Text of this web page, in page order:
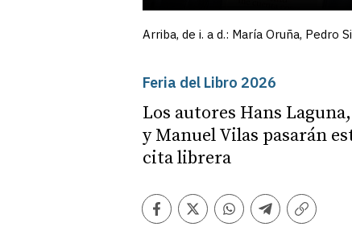
Arriba, de i. a d.: María Oruña, Pedro
Feria del Libro 2026
Los autores Hans
y Manuel Vilas pasarán
cita librera
Facebook
TwitterWhatsapp
Telegram
Copiar